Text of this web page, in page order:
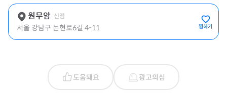
원무암 신점
서울 강남구 논현로6길 4-11 찜하기
도움돼요 광고의심